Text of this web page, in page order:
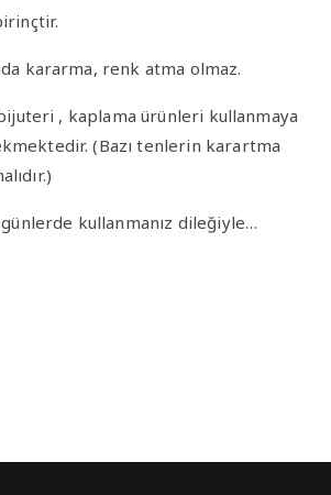
kararma, renk atma olmaz.
, kaplama ürünleri kullanmaya
(Bazı tenlerin karartma
günlerde kullanmanız dileğiyle…